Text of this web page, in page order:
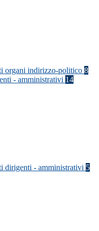
organi indirizzo-politico 8
- amministrativi 14
dirigenti - amministrativi 5